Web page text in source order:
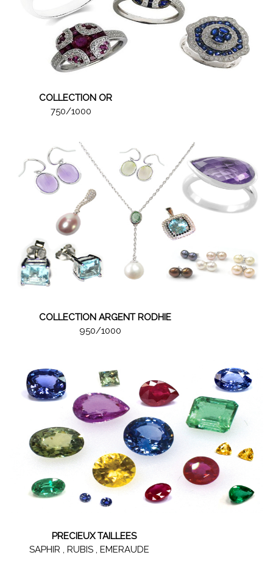
COLLECTION OR
750/1000
COLLECTION ARGENT RODHIE
950/1000
PRECIEUX TAILLEES
SAPHIR , RUBIS , EMERAUDE